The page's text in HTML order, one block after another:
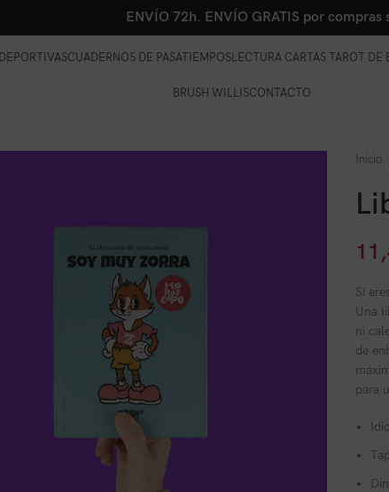
ENVÍO 72h. ENVÍO GRATIS por compras
CUADERNOS DE PASATIEMPOSLECTURA CARTAS TAROT DE
BRUSH WILLISCONTACTO
Inicio
Si
Una
ni
de
para